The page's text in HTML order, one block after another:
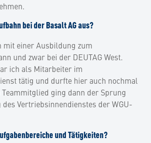
bei der Basalt AG aus?
mit einer Ausbildung zum
und zwar bei der DEUTAG West.
ich als Mitarbeiter im
tätig und durfte hier auch nochmal
ging dann der Sprung
Vertriebsinnendienstes der WGU-
und Tätigkeiten?